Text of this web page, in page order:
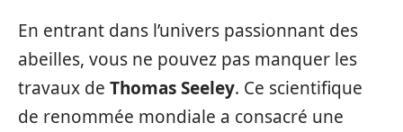
En entrant dans l’univers passionnant des
abeilles, vous ne pouvez pas manquer les
travaux de Thomas Seeley. Ce scientifique
de renommée mondiale a consacré une